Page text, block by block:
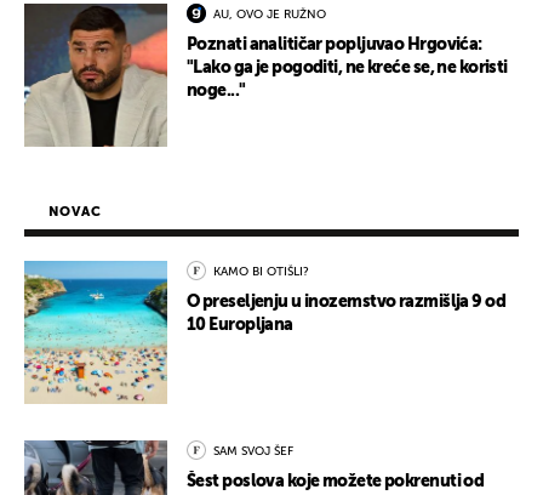
AU, OVO JE RUŽNO
Poznati analitičar popljuvao Hrgovića:
"Lako ga je pogoditi, ne kreće se, ne koristi
noge..."
NOVAC
KAMO BI OTIŠLI?
O preseljenju u inozemstvo razmišlja 9 od
10 Europljana
SAM SVOJ ŠEF
Šest poslova koje možete pokrenuti od